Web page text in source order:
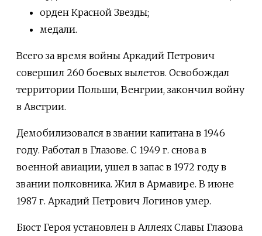
орден Красной Звезды;
медали.
Всего за время войны Аркадий Петрович
совершил 260 боевых вылетов. Освобождал
территории Польши, Венгрии, закончил войну
в Австрии.
Демобилизовался в звании капитана в 1946
году. Работал в Глазове. С 1949 г. снова в
военной авиации, ушел в запас в 1972 году в
звании полковника. Жил в Армавире. В июне
1987 г. Аркадий Петрович Логинов умер.
Бюст Героя установлен в Аллеях Славы Глазова